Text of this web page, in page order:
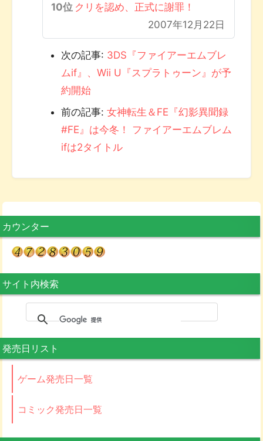
クリを認め、正式に謝罪！
2007年12月22日
次の記事: 3DS『ファイアーエムブレ
ムif』、Wii U『スプラトゥーン』が予
約開始
前の記事: 女神転生＆FE『幻影異聞録
#FE』は今冬！ ファイアーエムブレム
ifは2タイトル
カウンター
サイト内検索
発売日リスト
ゲーム発売日一覧
コミック発売日一覧